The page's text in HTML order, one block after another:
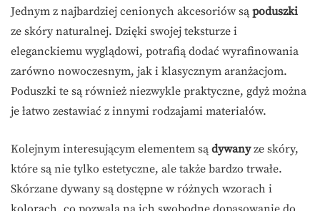
Jednym z najbardziej cenionych akcesoriów są poduszki
ze skóry naturalnej. Dzięki swojej teksturze i
eleganckiemu wyglądowi, potrafią dodać wyrafinowania
zarówno nowoczesnym, jak i klasycznym aranżacjom.
Poduszki te są również niezwykle praktyczne, gdyż można
je łatwo zestawiać z innymi rodzajami materiałów.
Kolejnym interesującym elementem są dywanyze skóry,
które są nie tylko estetyczne, ale także bardzo trwałe.
Skórzane dywany są dostępne w różnych wzorach i